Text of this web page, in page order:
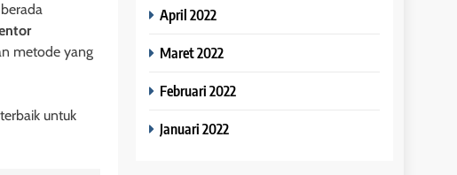
metode yang
untuk
April 2022
Maret 2022
Februari 2022
Januari 2022